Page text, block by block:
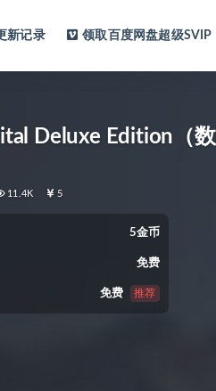
新记录 领取百度网盘超级SVIP
Deluxe Edition（
11.4K 5
5金币
免费
免费 推荐